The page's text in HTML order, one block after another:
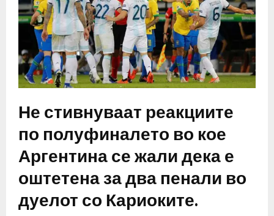
Не стивнуваат реакциите
по полуфиналето во кое
Аргентина се жали дека е
оштетена за два пенали во
дуелот со Кариоките.